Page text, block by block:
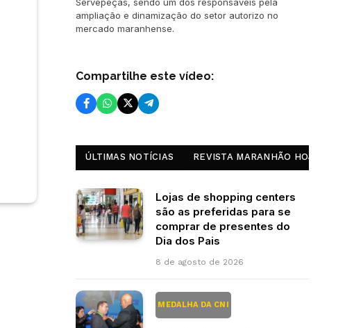
ampliação e dinamização do setor autorizo no
mercado maranhense.
Compartilhe este vídeo:
ÚLTIMAS NOTÍCIAS REVISTA MARANHÃO HOJE
Lojas de shopping centers
são as preferidas para se
comprar de presentes do
Dia dos Pais
8 de agosto de 2026
MEDALHA DA CNI